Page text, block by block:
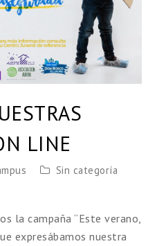
LINE
Sin categoría
la campaña “Este verano,
expresábamos nuestra